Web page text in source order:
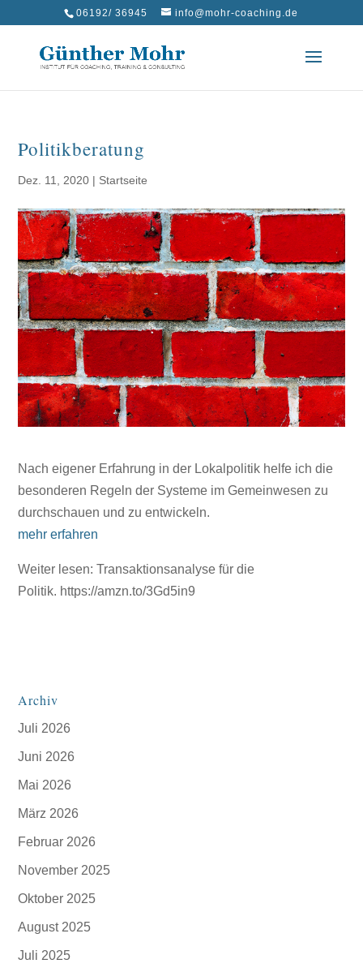
06192/ 36945 info@mohr-coaching.de
Politikberatung
Dez. 11, 2020 | Startseite
Nach eigener Erfahrung in der Lokalpolitik helfe ich die
besonderen Regeln der Systeme im Gemeinwesen zu
durchschauen und zu entwickeln.
mehr erfahren
Weiter lesen: Transaktionsanalyse für die
Politik. https://amzn.to/3Gd5in9
Archiv
Juli 2026
Juni 2026
Mai 2026
März 2026
Februar 2026
November 2025
Oktober 2025
August 2025
Juli 2025